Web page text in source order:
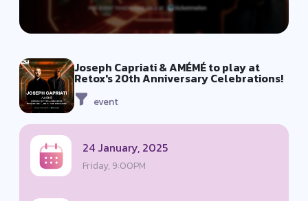
Joseph Capriati & AMÉMÉ to play at
Retox's 20th Anniversary Celebrations!
event
24 January, 2025
Friday, 9:00PM